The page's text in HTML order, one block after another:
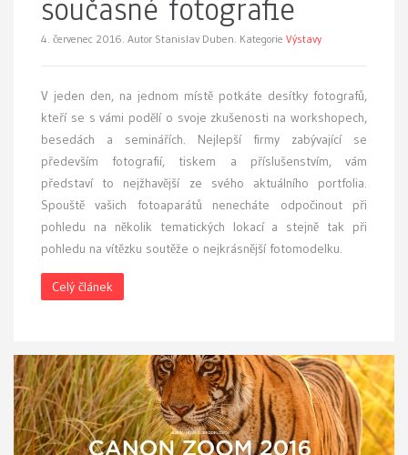
současné fotografie
4. červenec 2016. Autor Stanislav Duben. Kategorie Výstavy
V jeden den, na jednom místě potkáte desítky fotografů,
kteří se s vámi podělí o svoje zkušenosti na workshopech,
besedách a seminářích. Nejlepší firmy zabývající se
především fotografií, tiskem a příslušenstvím, vám
představí to nejžhavější ze svého aktuálního portfolia.
Spouště vašich fotoaparátů nenecháte odpočinout při
pohledu na několik tematických lokací a stejně tak při
pohledu na vítězku soutěže o nejkrásnější fotomodelku.
Celý článek